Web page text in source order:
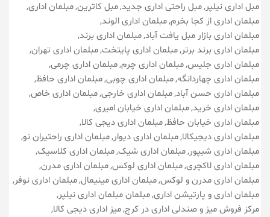
مبل اداری نیلپر مبل راحتی اداری جدید مبل کاترین مبلمان اداری
مبلمان اداری از کجا بخرم مبلمان اداری الوند
مبلمان اداری بازار مبل یافت آباد مبلمان اداری برند
مبلمان اداری برند برتر مبلمان اداری پایتخت مبلمان اداری تهران
مبلمان اداری جلیس مبلمان اداری چرم مبلمان اداری چرمی
مبلمان اداری چهاردانگه مبلمان اداری چوبی مبلمان اداری حافظ
مبلمان اداری حسن آباد مبلمان اداری خارجی مبلمان اداری خاص
مبلمان اداری خرید مبلمان اداری خیابان امیری
مبلمان اداری خیابان حافظ مبلمان اداری دیجی کالا
مبلمان اداری دیجیکالا مبلمان اداری دیوار مبلمان اداری راحتیران نو
مبلمان اداری شیپور مبلمان اداری شیک مبلمان اداری کلاسیک
مبلمان اداری لاکچری مبلمان اداری لوکس مبلمان اداری مدرن
مبلمان اداری مدرن و لوکس مبلمان اداری مینیمال مبلمان اداری نوفر
مبلمان اداری و پارتیشن اداری مبلمان مبلمان اداری نیلپر
مرکز فروش میز و صندلی اداری در کرج میز اداری دیجی کالا